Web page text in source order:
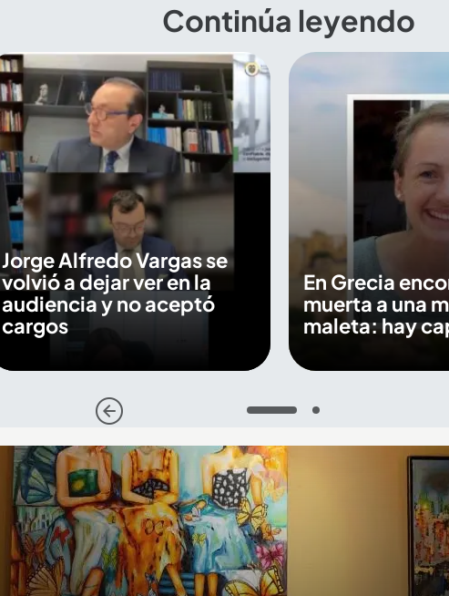
Continúa leyendo
Jorge Alfredo Vargas se
volvió a dejar ver en la
audiencia y no aceptó
cargos
En Grecia
muerta a una
maleta: hay
1 2